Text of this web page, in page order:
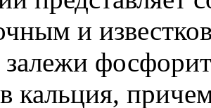
и
кальция,